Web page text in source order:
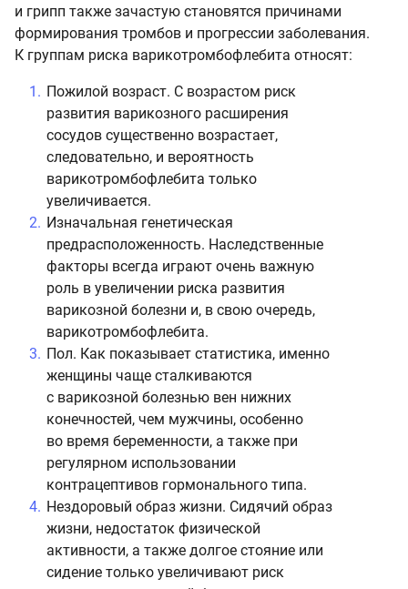
и грипп также зачастую становятся причинами
формирования тромбов и прогрессии заболевания.
К группам риска варикотромбофлебита относят:
Пожилой возраст. С возрастом риск
развития варикозного расширения
сосудов существенно возрастает,
следовательно, и вероятность
варикотромбофлебита только
увеличивается.
Изначальная генетическая
предрасположенность. Наследственные
факторы всегда играют очень важную
роль в увеличении риска развития
варикозной болезни и, в свою очередь,
варикотромбофлебита.
Пол. Как показывает статистика, именно
женщины чаще сталкиваются
с варикозной болезнью вен нижних
конечностей, чем мужчины, особенно
во время беременности, а также при
регулярном использовании
контрацептивов гормонального типа.
Нездоровый образ жизни. Сидячий образ
жизни, недостаток физической
активности, а также долгое стояние или
сидение только увеличивают риск